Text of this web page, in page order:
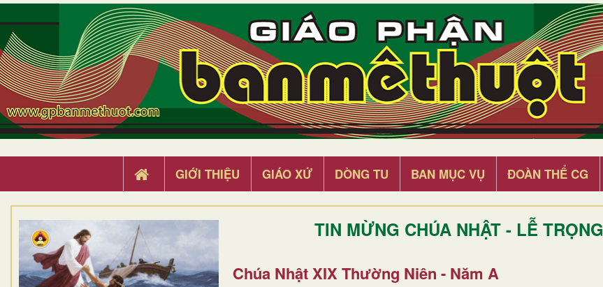
GIỚI THIỆU GIÁO XỨ DÒNG TU BAN MỤC VỤ ĐOÀN THỂ CG
TIN MỪNG CHÚA NHẬT - LỄ TRỌNG
Chúa Nhật XIX Thường Niên - Năm A